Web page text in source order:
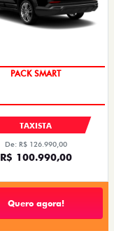
PACK SMART
TAXISTA
De: R$ 126.990,00
R$ 100.990,00
Quero agora!